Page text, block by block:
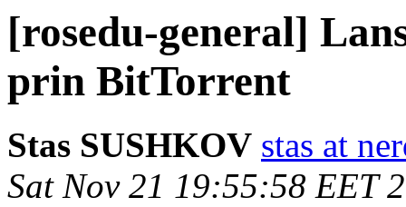
[rosedu-general]
prin BitTorrent
Stas SUSHKOV stas at
Sat Nov 21 19:55:58 EET